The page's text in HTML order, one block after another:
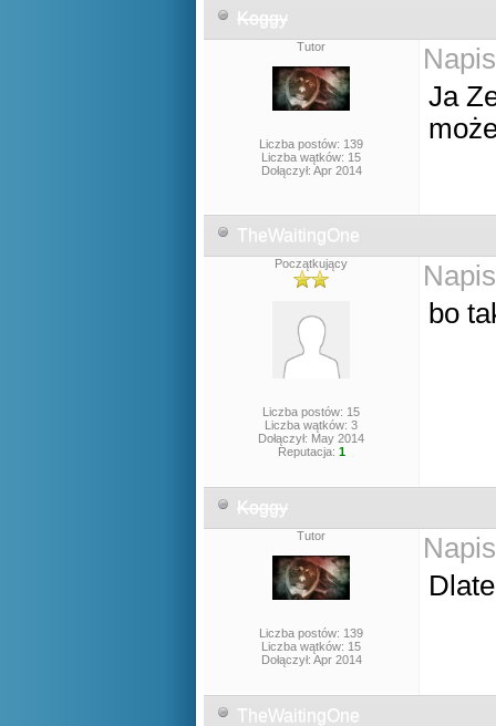
Koggy
Tutor
Liczba postów: 139
Liczba wątków: 15
Dołączył: Apr 2014
Ja
TheWaitingOne
Początkujący
Liczba postów: 15
Liczba wątków: 3
Dołączył: May 2014
Reputacja: 1
bo
Koggy
Tutor
Liczba postów: 139
Liczba wątków: 15
Dołączył: Apr 2014
TheWaitingOne